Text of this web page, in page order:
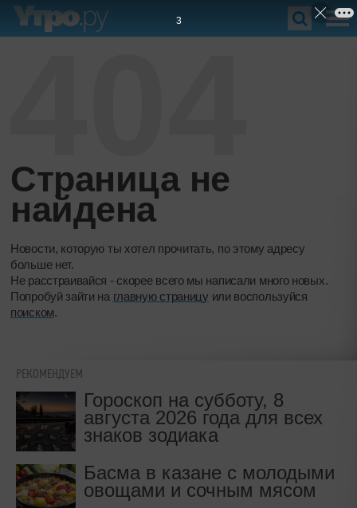
Страница не
найдена
Новости, которую ты хотел прочитать, по этому адресу
больше нет.
Не расстраивайся - скорее всего мы написали много новых.
Попробуй зайти на главную страницу или воспользуйся
поиском.
РЕКОМЕНДУЕМ
Гороскоп на субботу, 8
августа 2026 года для всех
знаков зодиака
Басма в казане с молодыми
овощами и сочным мясом
2